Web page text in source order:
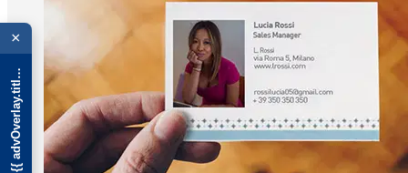
×
{{ advOverlay.title || 'Promo' }}